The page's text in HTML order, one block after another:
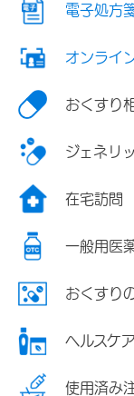
電子処方
オンライ
おくすり
ジェネリ
在宅訪問
一般用医
おくすり
ヘルスケ
使用済み